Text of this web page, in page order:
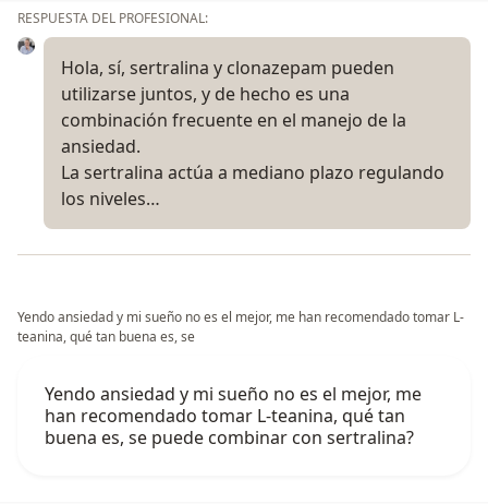
RESPUESTA DEL PROFESIONAL:
Hola, sí, sertralina y clonazepam pueden
utilizarse juntos, y de hecho es una
combinación frecuente en el manejo de la
ansiedad.
La sertralina actúa a mediano plazo regulando
los niveles…
Yendo ansiedad y mi sueño no es el mejor, me han recomendado tomar L-
teanina, qué tan buena es, se
Yendo ansiedad y mi sueño no es el mejor, me
han recomendado tomar L-teanina, qué tan
buena es, se puede combinar con sertralina?